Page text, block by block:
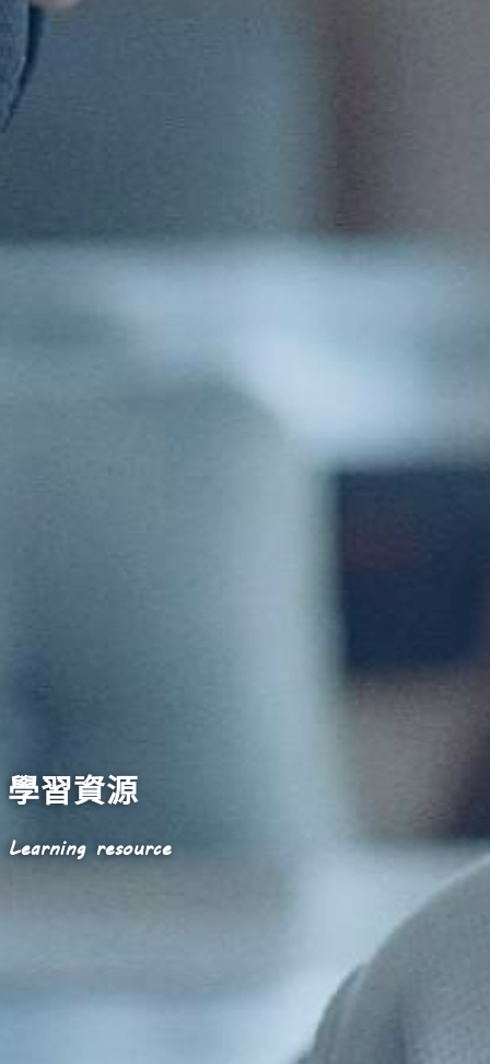
學習資源
Learning resource